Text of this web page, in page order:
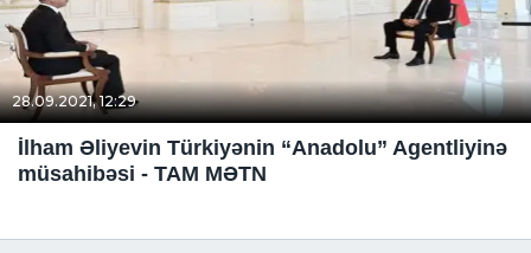
28.09.2021, 12:29
İlham Əliyevin Türkiyənin “Anadolu” Agentliyinə
müsahibəsi - TAM MƏTN